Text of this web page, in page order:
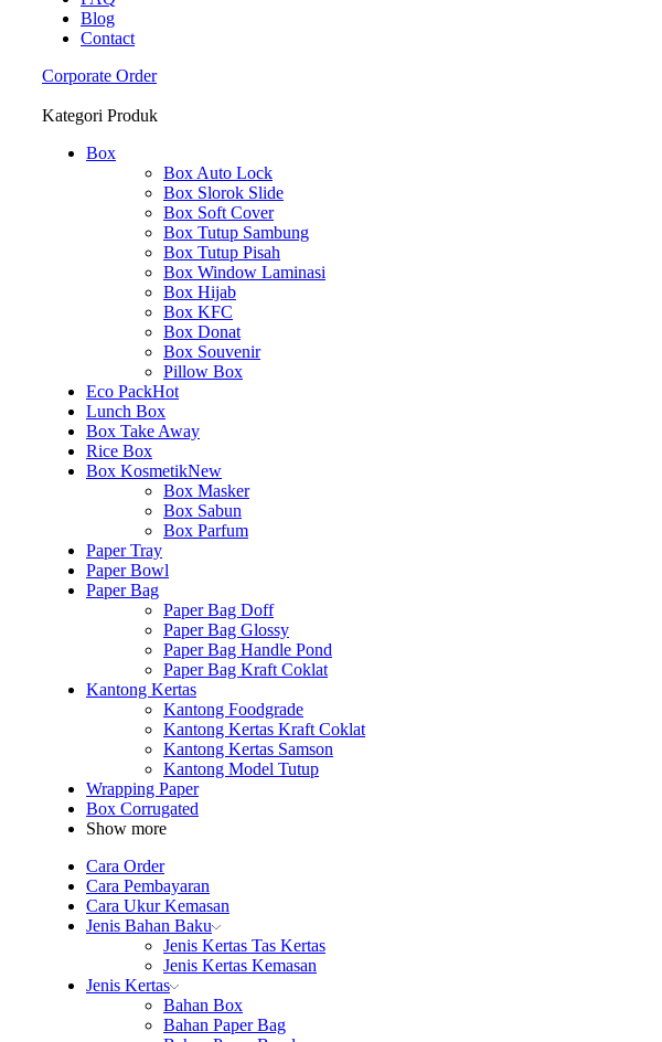
Blog
Contact
Corporate Order
Kategori Produk
Box
Box Auto Lock
Box Slorok Slide
Box Soft Cover
Box Tutup Sambung
Box Tutup Pisah
Box Window Laminasi
Box Hijab
Box KFC
Box Donat
Box Souvenir
Pillow Box
Eco PackHot
Lunch Box
Box Take Away
Rice Box
Box KosmetikNew
Box Masker
Box Sabun
Box Parfum
Paper Tray
Paper Bowl
Paper Bag
Paper Bag Doff
Paper Bag Glossy
Paper Bag Handle Pond
Paper Bag Kraft Coklat
Kantong Kertas
Kantong Foodgrade
Kantong Kertas Kraft Coklat
Kantong Kertas Samson
Kantong Model Tutup
Wrapping Paper
Box Corrugated
Show more
Cara Order
Cara Pembayaran
Cara Ukur Kemasan
Jenis Bahan Baku
Jenis Kertas Tas Kertas
Jenis Kertas Kemasan
Jenis Kertas
Bahan Box
Bahan Paper Bag